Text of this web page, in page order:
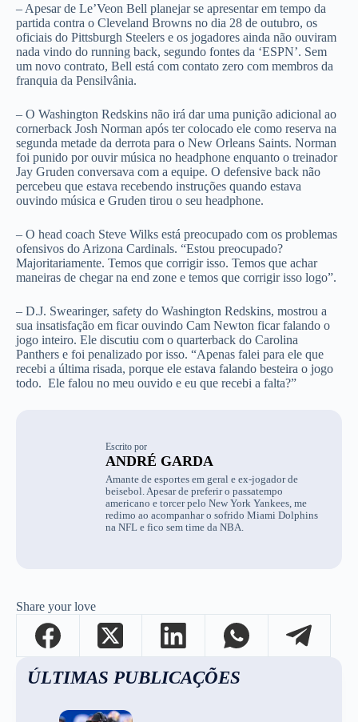
– Apesar de Le’Veon Bell planejar se apresentar em tempo da
partida contra o Cleveland Browns no dia 28 de outubro, os
oficiais do Pittsburgh Steelers e os jogadores ainda não ouviram
nada vindo do running back, segundo fontes da ‘ESPN’. Sem
um novo contrato, Bell está com contato zero com membros da
franquia da Pensilvânia.
– O Washington Redskins não irá dar uma punição adicional ao
cornerback Josh Norman após ter colocado ele como reserva na
segunda metade da derrota para o New Orleans Saints. Norman
foi punido por ouvir música no headphone enquanto o treinador
Jay Gruden conversava com a equipe. O defensive back não
percebeu que estava recebendo instruções quando estava
ouvindo música e Gruden tirou o seu headphone.
– O head coach Steve Wilks está preocupado com os problemas
ofensivos do Arizona Cardinals. “Estou preocupado?
Majoritariamente. Temos que corrigir isso. Temos que achar
maneiras de chegar na end zone e temos que corrigir isso logo”.
– D.J. Swearinger, safety do Washington Redskins, mostrou a
sua insatisfação em ficar ouvindo Cam Newton ficar falando o
jogo inteiro. Ele discutiu com o quarterback do Carolina
Panthers e foi penalizado por isso. “Apenas falei para ele que
recebi a última risada, porque ele estava falando besteira o jogo
todo. Ele falou no meu ouvido e eu que recebi a falta?”
Escrito por
ANDRÉ GARDA
Amante de esportes em geral e ex-jogador de
beisebol. Apesar de preferir o passatempo
americano e torcer pelo New York Yankees, me
redimo ao acompanhar o sofrido Miami Dolphins
na NFL e fico sem time da NBA.
Share your love
ÚLTIMAS PUBLICAÇÕES